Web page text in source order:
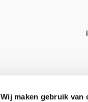
Wij maken gebruik van